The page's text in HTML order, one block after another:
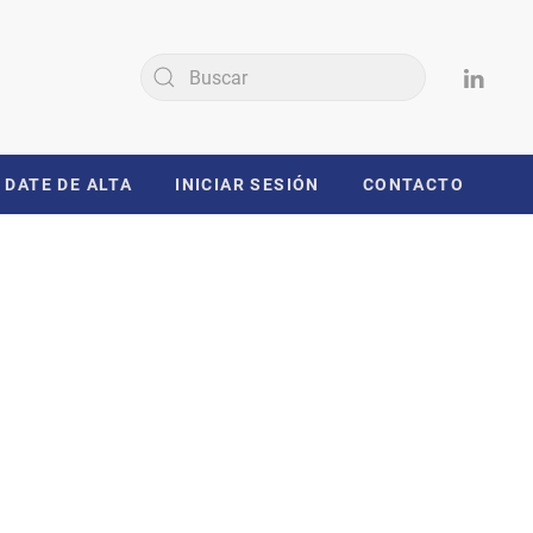
DATE DE ALTA INICIAR SESIÓN CONTACTO